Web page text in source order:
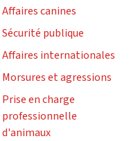
Affaires canines
Sécurité publique
Affaires internationales
Morsures et agressions
Prise en charge
professionnelle
d'animaux